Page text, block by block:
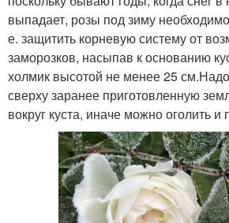
выпадает, розы под зиму
е. защитить корневую систему от
заморозков, насыпав к основанию
холмик высотой не менее 25
сверху заранее приготовленную
вокруг куста, иначе можно оголить и